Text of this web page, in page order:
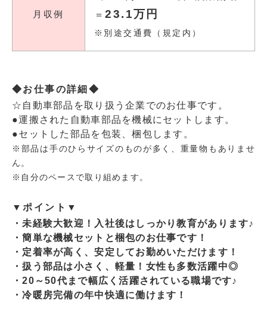
月収例
＝23.1万円
※別途交通費（規定内）
◆お仕事の詳細◆
☆自動車部品を取り扱う企業でのお仕事です。
●運搬された自動車部品を機械にセットします。
●セットした部品を包装、梱包します。
※部品は手のひらサイズのものが多く、重量物もありませ
ん。
※自分のペースで取り組めます。
▼ポイント▼
・未経験大歓迎！入社後はしっかり教育があります♪
・簡単な機械セットと梱包のお仕事です！
・定着率が高く、安定してお勤めいただけます！
・扱う部品は小さく、軽量！女性も多数活躍中◎
・20～50代まで幅広く活躍されている職場です♪
・冷暖房完備の年中快適に働けます！